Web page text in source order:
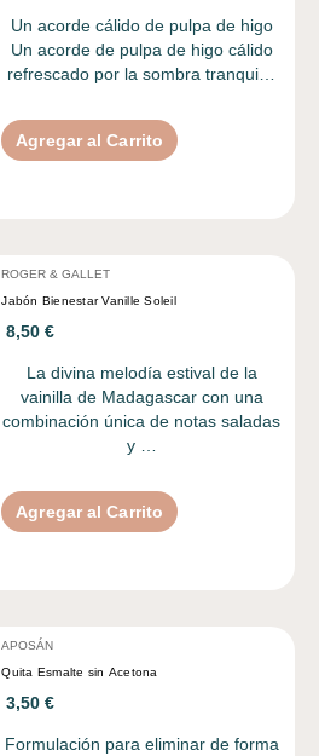
Un acorde cálido de pulpa de higo
Un acorde de pulpa de higo cálido
refrescado por la sombra tranqui…
Agregar al Carrito
ROGER & GALLET
Jabón Bienestar Vanille Soleil
8,50 €
La divina melodía estival de la
vainilla de Madagascar con una
combinación única de notas saladas
y …
Agregar al Carrito
APOSÁN
Quita Esmalte sin Acetona
3,50 €
Formulación para eliminar de forma